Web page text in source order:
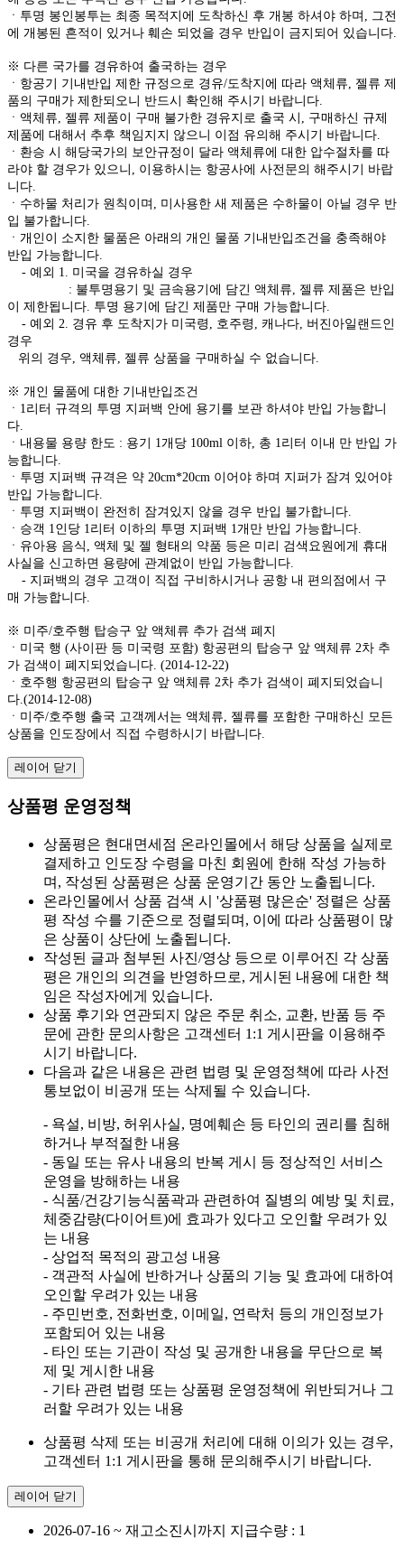
ㆍ투명 봉인봉투는 최종 목적지에 도착하신 후 개봉 하셔야 하며, 그전
에 개봉된 흔적이 있거나 훼손 되었을 경우 반입이 금지되어 있습니다.
※ 다른 국가를 경유하여 출국하는 경우
ㆍ항공기 기내반입 제한 규정으로 경유/도착지에 따라 액체류, 젤류 제
품의 구매가 제한되오니 반드시 확인해 주시기 바랍니다.
ㆍ액체류, 젤류 제품이 구매 불가한 경유지로 출국 시, 구매하신 규제
제품에 대해서 추후 책임지지 않으니 이점 유의해 주시기 바랍니다.
ㆍ환승 시 해당국가의 보안규정이 달라 액체류에 대한 압수절차를 따
라야 할 경우가 있으니, 이용하시는 항공사에 사전문의 해주시기 바랍
니다.
ㆍ수하물 처리가 원칙이며, 미사용한 새 제품은 수하물이 아닐 경우 반
입 불가합니다.
ㆍ개인이 소지한 물품은 아래의 개인 물품 기내반입조건을 충족해야
반입 가능합니다.
- 예외 1. 미국을 경유하실 경우
: 불투명용기 및 금속용기에 담긴 액체류, 젤류 제품은 반입
이 제한됩니다. 투명 용기에 담긴 제품만 구매 가능합니다.
- 예외 2. 경유 후 도착지가 미국령, 호주령, 캐나다, 버진아일랜드인
경우
위의 경우, 액체류, 젤류 상품을 구매하실 수 없습니다.
※ 개인 물품에 대한 기내반입조건
ㆍ1리터 규격의 투명 지퍼백 안에 용기를 보관 하셔야 반입 가능합니
다.
ㆍ내용물 용량 한도 : 용기 1개당 100ml 이하, 총 1리터 이내 만 반입 가
능합니다.
ㆍ투명 지퍼백 규격은 약 20cm*20cm 이어야 하며 지퍼가 잠겨 있어야
반입 가능합니다.
ㆍ투명 지퍼백이 완전히 잠겨있지 않을 경우 반입 불가합니다.
ㆍ승객 1인당 1리터 이하의 투명 지퍼백 1개만 반입 가능합니다.
ㆍ유아용 음식, 액체 및 젤 형태의 약품 등은 미리 검색요원에게 휴대
사실을 신고하면 용량에 관계없이 반입 가능합니다.
- 지퍼백의 경우 고객이 직접 구비하시거나 공항 내 편의점에서 구
매 가능합니다.
※ 미주/호주행 탑승구 앞 액체류 추가 검색 폐지
ㆍ미국 행 (사이판 등 미국령 포함) 항공편의 탑승구 앞 액체류 2차 추
가 검색이 폐지되었습니다. (2014-12-22)
ㆍ호주행 항공편의 탑승구 앞 액체류 2차 추가 검색이 폐지되었습니
다.(2014-12-08)
ㆍ미주/호주행 출국 고객께서는 액체류, 젤류를 포함한 구매하신 모든
상품을 인도장에서 직접 수령하시기 바랍니다.
레이어 닫기
상품평 운영정책
상품평은 현대면세점 온라인몰에서 해당 상품을 실제로
결제하고 인도장 수령을 마친 회원에 한해 작성 가능하
며, 작성된 상품평은 상품 운영기간 동안 노출됩니다.
온라인몰에서 상품 검색 시 '상품평 많은순' 정렬은 상품
평 작성 수를 기준으로 정렬되며, 이에 따라 상품평이 많
은 상품이 상단에 노출됩니다.
작성된 글과 첨부된 사진/영상 등으로 이루어진 각 상품
평은 개인의 의견을 반영하므로, 게시된 내용에 대한 책
임은 작성자에게 있습니다.
상품 후기와 연관되지 않은 주문 취소, 교환, 반품 등 주
문에 관한 문의사항은 고객센터 1:1 게시판을 이용해주
시기 바랍니다.
다음과 같은 내용은 관련 법령 및 운영정책에 따라 사전
통보없이 비공개 또는 삭제될 수 있습니다.
- 욕설, 비방, 허위사실, 명예훼손 등 타인의 권리를 침해
하거나 부적절한 내용
- 동일 또는 유사 내용의 반복 게시 등 정상적인 서비스
운영을 방해하는 내용
- 식품/건강기능식품곽과 관련하여 질병의 예방 및 치료,
체중감량(다이어트)에 효과가 있다고 오인할 우려가 있
는 내용
- 상업적 목적의 광고성 내용
- 객관적 사실에 반하거나 상품의 기능 및 효과에 대하여
오인할 우려가 있는 내용
- 주민번호, 전화번호, 이메일, 연락처 등의 개인정보가
포함되어 있는 내용
- 타인 또는 기관이 작성 및 공개한 내용을 무단으로 복
제 및 게시한 내용
- 기타 관련 법령 또는 상품평 운영정책에 위반되거나 그
러할 우려가 있는 내용
상품평 삭제 또는 비공개 처리에 대해 이의가 있는 경우,
고객센터 1:1 게시판을 통해 문의해주시기 바랍니다.
레이어 닫기
2026-07-16 ~ 재고소진시까지 지급수량 : 1